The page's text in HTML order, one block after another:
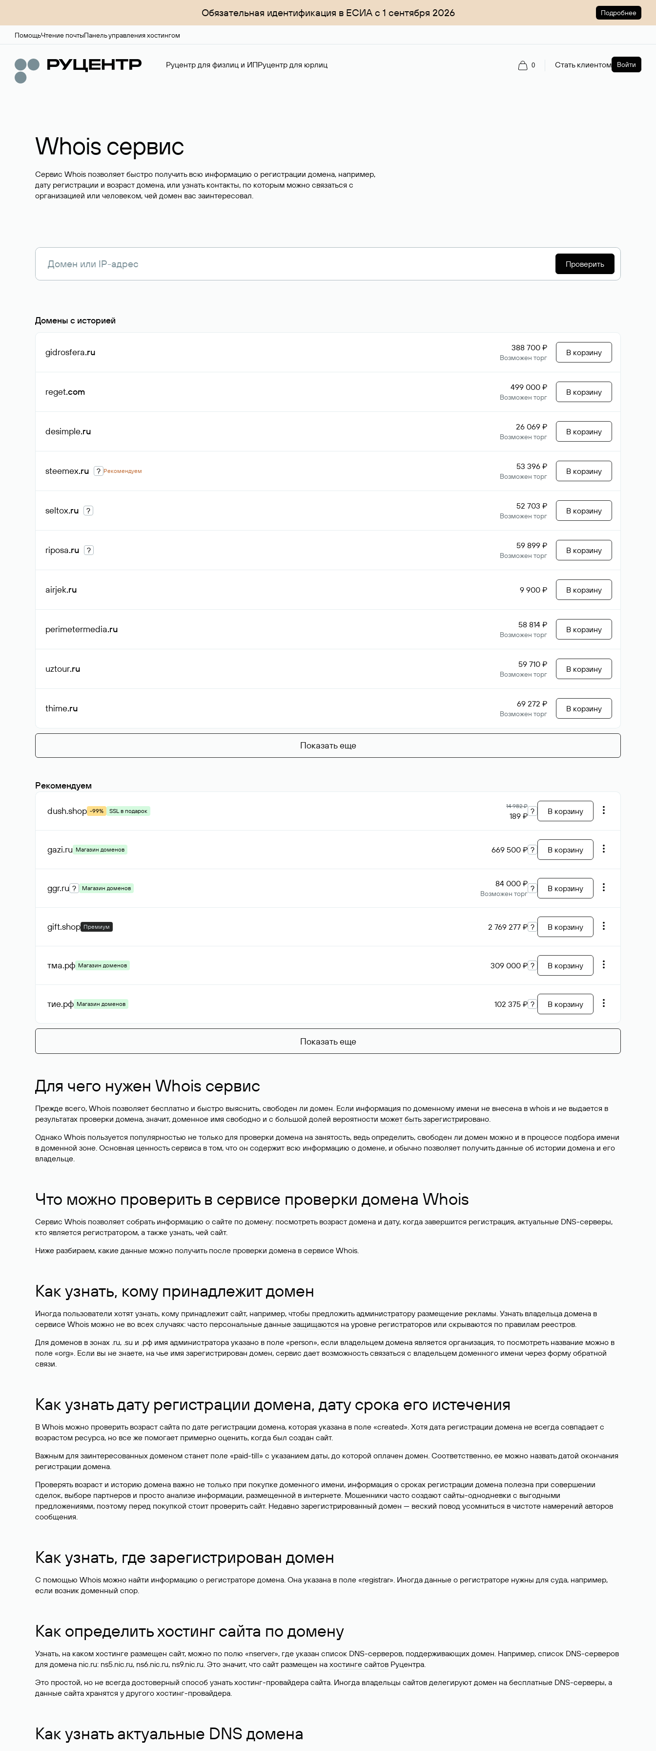
Обязательная идентификация в ЕСИА с 1 сентября 2026 Подробнее
ПомощьЧтение почтыПанель управления хостингом
Руцентр для физлиц и ИПРуцентр для юрлиц 0 Стать клиентом Войти
Whois сервис
Сервис Whois позволяет быстро получить всю информацию о регистрации домена, например,
дату регистрации и возраст домена, или узнать контакты, по которым можно связаться с
организацией или человеком, чей домен вас заинтересовал.
Проверить
Домены с историей
gidrosfera.ru 388 700 ₽
Возможен торг
В корзину
reget.com 499 000 ₽
Возможен торг
В корзину
desimple.ru 26 069 ₽
Возможен торг
В корзину
steemex.ru ? Рекомендуем 53 396 ₽
Возможен торг
В корзину
seltox.ru ? 52 703 ₽
Возможен торг
В корзину
riposa.ru ? 59 899 ₽
Возможен торг
В корзину
airjek.ru 9 900 ₽ В корзину
perimetermedia.ru 58 814 ₽
Возможен торг
В корзину
uztour.ru 59 710 ₽
Возможен торг
В корзину
thime.ru 69 272 ₽
Возможен торг
В корзину
Показать еще
Рекомендуем
dush.shop -99% SSL в подарок
14 982 ₽
189 ₽ ? В корзину
gazi.ru Магазин доменов 669 500 ₽ ? В корзину
ggr.ru ? Магазин доменов 84 000 ₽
Возможен торг
? В корзину
gift.shop Премиум 2 769 277 ₽ ? В корзину
тма.рф Магазин доменов 309 000 ₽ ? В корзину
тие.рф Магазин доменов 102 375 ₽ ? В корзину
Показать еще
Для чего нужен Whois сервис
Прежде всего, Whois позволяет бесплатно и быстро выяснить, свободен ли домен. Если информация по доменному имени не внесена в whois и не выдается в
результатах проверки домена, значит, доменное имя свободно и с большой долей вероятности может быть зарегистрировано.
Однако Whois пользуется популярностью не только для проверки домена на занятость, ведь определить, свободен ли домен можно и в процессе подбора имени
в доменной зоне. Основная ценность сервиса в том, что он содержит всю информацию о домене, и обычно позволяет получить данные об истории домена и его
владельце.
Что можно проверить в сервисе проверки домена Whois
Сервис Whois позволяет собрать информацию о сайте по домену: посмотреть возраст домена и дату, когда завершится регистрация, актуальные DNS-серверы,
кто является регистратором, а также узнать, чей сайт.
Ниже разбираем, какие данные можно получить после проверки домена в сервисе Whois.
Как узнать, кому принадлежит домен
Иногда пользователи хотят узнать, кому принадлежит сайт, например, чтобы предложить администратору размещение рекламы. Узнать владельца домена в
сервисе Whois можно не во всех случаях: часто персональные данные защищаются на уровне регистраторов или скрываются по правилам реестров.
Для доменов в зонах .ru, .su и .рф имя администратора указано в поле «person», если владельцем домена является организация, то посмотреть название можно в
поле «org». Если вы не знаете, на чье имя зарегистрирован домен, сервис дает возможность связаться с владельцем доменного имени через форму обратной
связи.
Как узнать дату регистрации домена, дату срока его истечения
В Whois можно проверить возраст сайта по дате регистрации домена, которая указана в поле «created». Хотя дата регистрации домена не всегда совпадает с
возрастом ресурса, но все же помогает примерно оценить, когда был создан сайт.
Важным для заинтересованных доменом станет поле «paid-till» с указанием даты, до которой оплачен домен. Соответственно, ее можно назвать датой окончания
регистрации домена.
Проверять возраст и историю домена важно не только при покупке доменного имени, информация о сроках регистрации домена полезна при совершении
сделок, выборе партнеров и просто анализе информации, размещенной в интернете. Мошенники часто создают сайты-однодневки с выгодными
предложениями, поэтому перед покупкой стоит проверить сайт. Недавно зарегистрированный домен — веский повод усомниться в чистоте намерений авторов
сообщения.
Как узнать, где зарегистрирован домен
С помощью Whois можно найти информацию о регистраторе домена. Она указана в поле «registrar». Иногда данные о регистраторе нужны для суда, например,
если возник доменный спор.
Как определить хостинг сайта по домену
Узнать, на каком хостинге размещен сайт, можно по полю «nserver», где указан список DNS-серверов, поддерживающих домен. Например, список DNS-серверов
для домена nic.ru: ns5.nic.ru, ns6.nic.ru, ns9.nic.ru. Это значит, что сайт размещен на хостинге сайтов Руцентра.
Это простой, но не всегда достоверный способ узнать хостинг-провайдера сайта. Иногда владельцы сайтов делегируют домен на бесплатные DNS-серверы, а
данные сайта хранятся у другого хостинг-провайдера.
Как узнать актуальные DNS домена